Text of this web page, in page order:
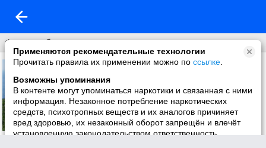
Применяются рекомендательные технологии
Прочитать правила их применении можно по ссылке
Возможны упоминания
В контенте могут упоминаться наркотики и связанная с ними
информация. Незаконное потребление наркотических
средств, психотропных веществ и их аналогов причиняет
вред здоровью, их незаконный оборот запрещён и влечёт
установленную законодательством ответственность
Фон на обложку